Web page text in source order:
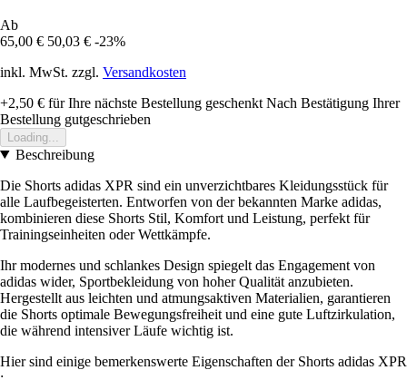
Ab
65,00 € 50,03 € -23%
inkl. MwSt. zzgl. Versandkosten
+2,50 € für Ihre nächste Bestellung geschenkt Nach Bestätigung Ihrer
Bestellung gutgeschrieben
Loading...
Beschreibung
Die Shorts adidas XPR sind ein unverzichtbares Kleidungsstück für
alle Laufbegeisterten. Entworfen von der bekannten Marke adidas,
kombinieren diese Shorts Stil, Komfort und Leistung, perfekt für
Trainingseinheiten oder Wettkämpfe.
Ihr modernes und schlankes Design spiegelt das Engagement von
adidas wider, Sportbekleidung von hoher Qualität anzubieten.
Hergestellt aus leichten und atmungsaktiven Materialien, garantieren
die Shorts optimale Bewegungsfreiheit und eine gute Luftzirkulation,
die während intensiver Läufe wichtig ist.
Hier sind einige bemerkenswerte Eigenschaften der Shorts adidas XPR